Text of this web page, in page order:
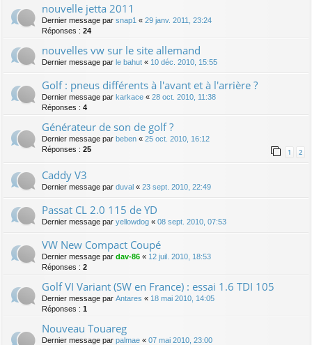
nouvelle jetta 2011
Dernier message par snap1 « 29 janv. 2011, 23:24
Réponses : 24
nouvelles vw sur le site allemand
Dernier message par le bahut « 10 déc. 2010, 15:55
Golf : pneus différents à l'avant et à l'arrière ?
Dernier message par karkace « 28 oct. 2010, 11:38
Réponses : 4
Générateur de son de golf ?
Dernier message par beben « 25 oct. 2010, 16:12
Réponses : 25 1 2
Caddy V3
Dernier message par duval « 23 sept. 2010, 22:49
Passat CL 2.0 115 de YD
Dernier message par yellowdog « 08 sept. 2010, 07:53
VW New Compact Coupé
Dernier message par dav-86 « 12 juil. 2010, 18:53
Réponses : 2
Golf VI Variant (SW en France) : essai 1.6 TDI 105
Dernier message par Antares « 18 mai 2010, 14:05
Réponses : 1
Nouveau Touareg
Dernier message par palmae « 07 mai 2010, 23:00